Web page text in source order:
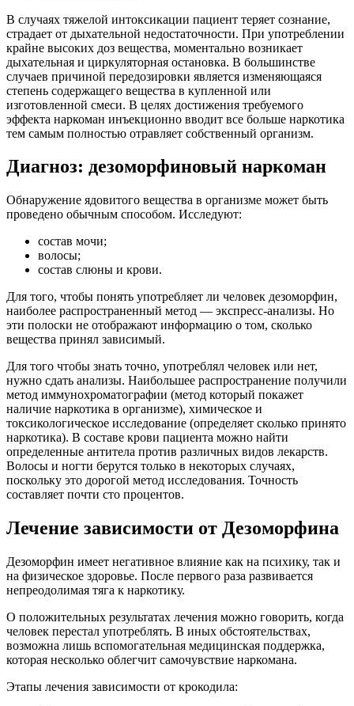
В случаях тяжелой интоксикации пациент теряет сознание,
страдает от дыхательной недостаточности. При употреблении
крайне высоких доз вещества, моментально возникает
дыхательная и циркуляторная остановка. В большинстве
случаев причиной передозировки является изменяющаяся
степень содержащего вещества в купленной или
изготовленной смеси. В целях достижения требуемого
эффекта наркоман инъекционно вводит все больше наркотика
тем самым полностью отравляет собственный организм.
Диагноз: дезоморфиновый наркоман
Обнаружение ядовитого вещества в организме может быть
проведено обычным способом. Исследуют:
состав мочи;
волосы;
состав слюны и крови.
Для того, чтобы понять употребляет ли человек дезоморфин,
наиболее распространенный метод — экспресс-анализы. Но
эти полоски не отображают информацию о том, сколько
вещества принял зависимый.
Для того чтобы знать точно, употреблял человек или нет,
нужно сдать анализы. Наибольшее распространение получили
метод иммунохроматографии (метод который покажет
наличие наркотика в организме), химическое и
токсикологическое исследование (определяет сколько принято
наркотика). В составе крови пациента можно найти
определенные антитела против различных видов лекарств.
Волосы и ногти берутся только в некоторых случаях,
поскольку это дорогой метод исследования. Точность
составляет почти сто процентов.
Лечение зависимости от Дезоморфина
Дезоморфин имеет негативное влияние как на психику, так и
на физическое здоровье. После первого раза развивается
непреодолимая тяга к наркотику.
О положительных результатах лечения можно говорить, когда
человек перестал употреблять. В иных обстоятельствах,
возможна лишь вспомогательная медицинская поддержка,
которая несколько облегчит самочувствие наркомана.
Этапы лечения зависимости от крокодила: